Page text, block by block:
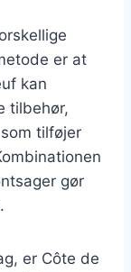
er at
kan
tilbehør,
tilføjer
gør
er Côte de